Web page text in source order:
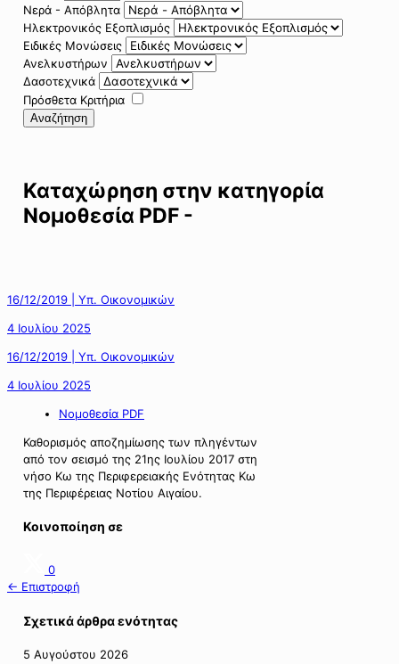
Νερά - Απόβλητα
Ηλεκτρονικός Εξοπλισμός
Ειδικές Μονώσεις
Ανελκυστήρων
Δασοτεχνικά
Πρόσθετα Κριτήρια
Αναζήτηση
Καταχώρηση στην κατηγορία
Νομοθεσία PDF -
16/12/2019 | Υπ. Οικονομικών
4 Ιουλίου 2025
16/12/2019 | Υπ. Οικονομικών
4 Ιουλίου 2025
Νομοθεσία PDF
Καθορισμός αποζημίωσης των πληγέντων
από τον σεισμό της 21ης Ιουλίου 2017 στη
νήσο Κω της Περιφερειακής Ενότητας Κω
της Περιφέρειας Νοτίου Αιγαίου.
Κοινοποίηση σε
0
← Επιστροφή
Σχετικά άρθρα ενότητας
5 Αυγούστου 2026